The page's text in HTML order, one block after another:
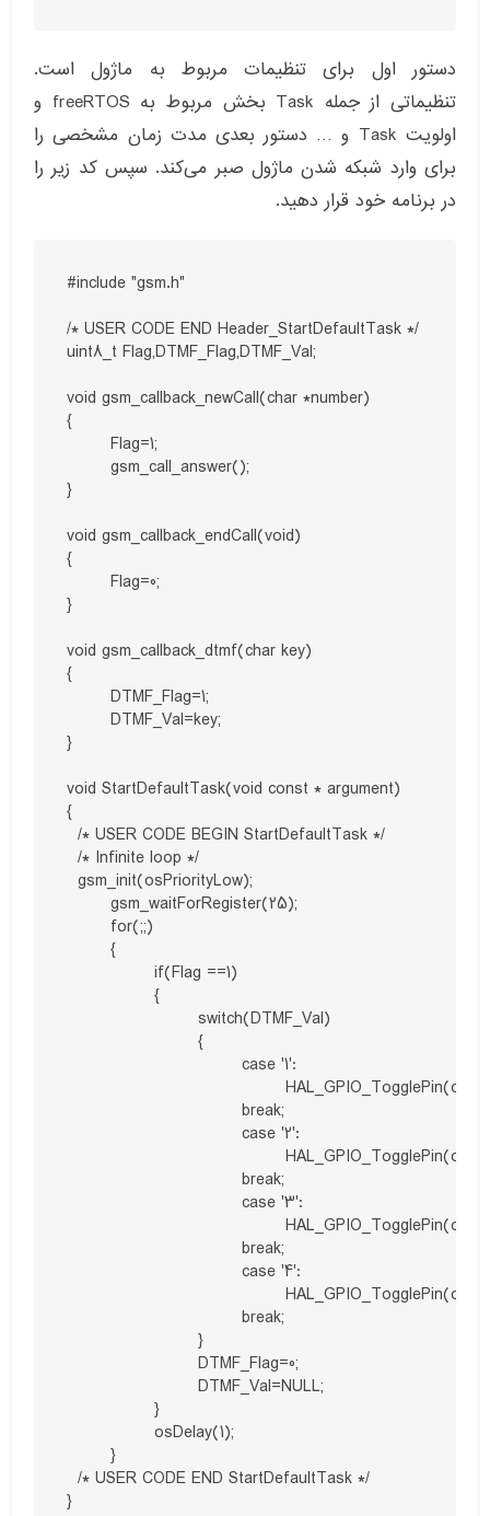
دستور اول برای تنظیمات مربوط به ماژول است.
تنظیماتی از جمله Task بخش مربوط به freeRTOS و
اولویت Task و … دستور بعدی مدت زمان مشخصی را
برای وارد شبکه شدن ماژول صبر می‌کند. سپس کد زیر را
در برنامه خود قرار دهید.
#include "gsm.h"
/* USER CODE END Header_StartDefaultTask */
uint8_t Flag,DTMF_Flag,DTMF_Val;
void gsm_callback_newCall(char *number)
{
	Flag=1;
	gsm_call_answer();
}
void gsm_callback_endCall(void)
{
	Flag=0;
}
void gsm_callback_dtmf(char key)
{
	DTMF_Flag=1;
	DTMF_Val=key;
}
void StartDefaultTask(void const * argument)
{
  /* USER CODE BEGIN StartDefaultTask */
  /* Infinite loop */
  gsm_init(osPriorityLow);
	gsm_waitForRegister(25);
	{
		if(Flag ==1)
		{
			switch(DTMF_Val)
			{
				case '1':
					HAL_GPIO_TogglePin(output1_GPIO_Port,output1_Pin);
				break;
				case '2':
					HAL_GPIO_TogglePin(output2_GPIO_Port,output2_Pin);
				break;
				case '3':
					HAL_GPIO_TogglePin(output3_GPIO_Port,output3_Pin);
				break;
				case '4':
					HAL_GPIO_TogglePin(output4_GPIO_Port,output4_Pin);
				break;
			}
			DTMF_Flag=0;
			DTMF_Val=NULL;
		}
		osDelay(1);
	}
  /* USER CODE END StartDefaultTask */
}